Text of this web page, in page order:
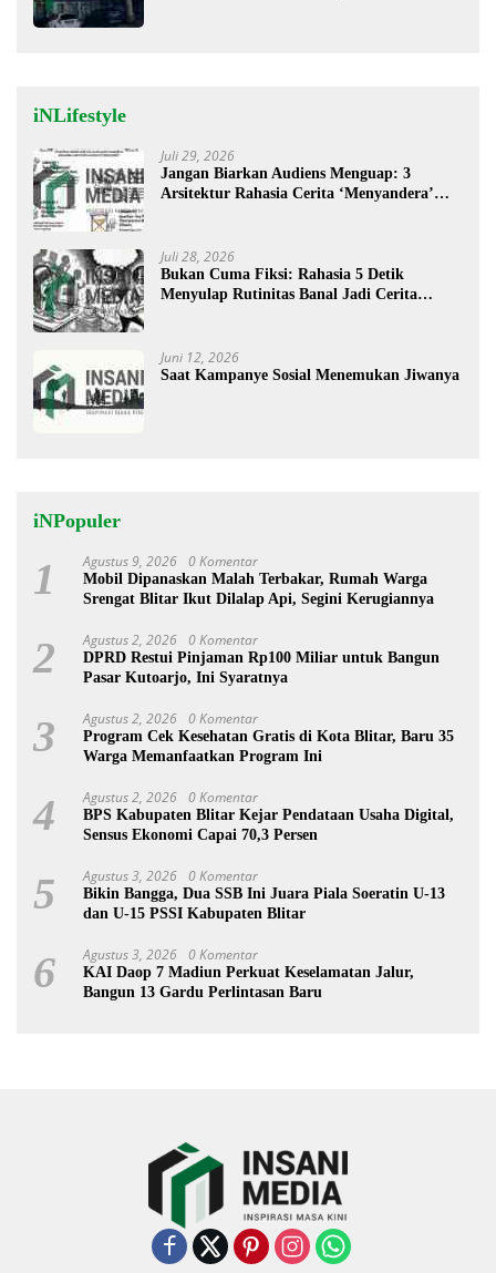
iNLifestyle
Juli 29, 2026
Jangan Biarkan Audiens Menguap: 3
Arsitektur Rahasia Cerita ‘Menyandera’
Juli 28, 2026
Bukan Cuma Fiksi: Rahasia 5 Detik
Menyulap Rutinitas Banal Jadi Cerita
Juni 12, 2026
Saat Kampanye Sosial Menemukan Jiwanya
iNPopuler
1 Agustus 9, 2026 0 Komentar
Mobil Dipanaskan Malah Terbakar, Rumah Warga
Srengat Blitar Ikut Dilalap Api, Segini Kerugiannya
2 Agustus 2, 2026 0 Komentar
DPRD Restui Pinjaman Rp100 Miliar untuk Bangun
Pasar Kutoarjo, Ini Syaratnya
3 Agustus 2, 2026 0 Komentar
Program Cek Kesehatan Gratis di Kota Blitar, Baru 35
Warga Memanfaatkan Program Ini
4 Agustus 2, 2026 0 Komentar
BPS Kabupaten Blitar Kejar Pendataan Usaha Digital,
Sensus Ekonomi Capai 70,3 Persen
5 Agustus 3, 2026 0 Komentar
Bikin Bangga, Dua SSB Ini Juara Piala Soeratin U-13
dan U-15 PSSI Kabupaten Blitar
6 Agustus 3, 2026 0 Komentar
KAI Daop 7 Madiun Perkuat Keselamatan Jalur,
Bangun 13 Gardu Perlintasan Baru